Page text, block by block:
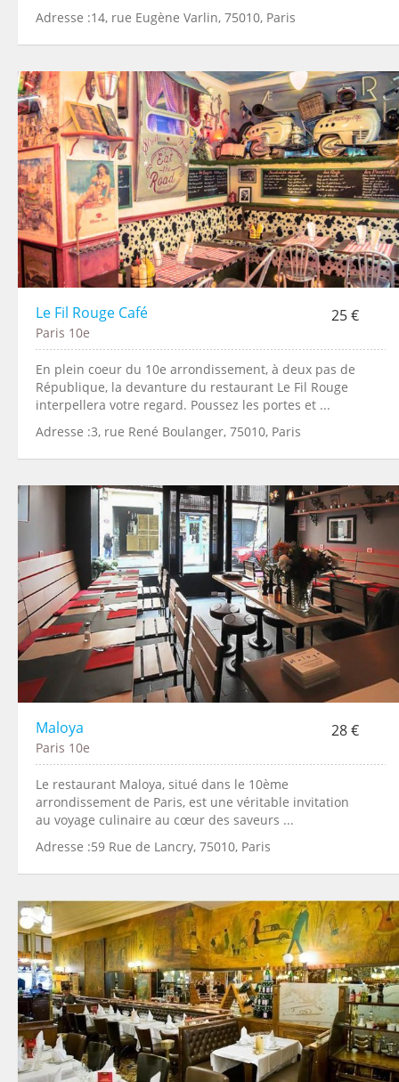
Adresse :14, rue Eugène Varlin, 75010, Paris
Le Fil Rouge Café 25 €
Paris 10e
En plein coeur du 10e arrondissement, à deux pas de
République, la devanture du restaurant Le Fil Rouge
interpellera votre regard. Poussez les portes et ...
Adresse :3, rue René Boulanger, 75010, Paris
Maloya 28 €
Paris 10e
Le restaurant Maloya, situé dans le 10ème
arrondissement de Paris, est une véritable invitation
au voyage culinaire au cœur des saveurs ...
Adresse :59 Rue de Lancry, 75010, Paris